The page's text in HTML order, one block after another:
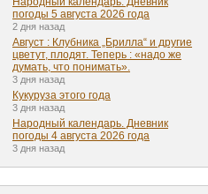
погоды 5 августа 2026 года
2 дня назад
Август : Клубника „Брилла“ и другие
цветут, плодят. Теперь : «надо же
думать, что понимать».
3 дня назад
Кукуруза этого года
3 дня назад
Народный календарь. Дневник
погоды 4 августа 2026 года
3 дня назад